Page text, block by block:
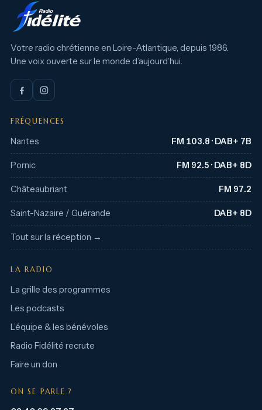
Votre radio chrétienne en Loire-Atlantique, depuis 1986.
Une voix ouverte sur le monde d’aujourd’hui.
FRÉQUENCES
Nantes FM 103.8 · DAB+ 7B
Pornic FM 92.5 · DAB+ 8D
Châteaubriant FM 97.2
Saint-Nazaire / Guérande DAB+ 8D
Tout sur la réception →
LA RADIO
La grille des programmes
Les podcasts
L’équipe & les bénévoles
Radio Fidélité recrute
Faire un don
ON SE PARLE ?